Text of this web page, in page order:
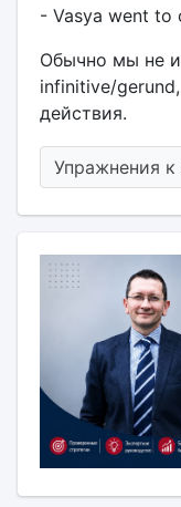
- Vasya went to
Обычно мы не
infinitive/
действия.
Упражнения